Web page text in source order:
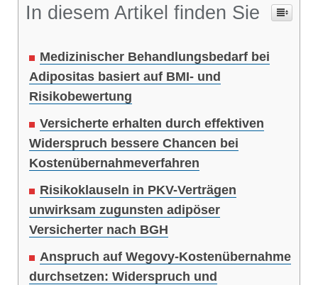
In diesem Artikel finden Sie
Medizinischer Behandlungsbedarf bei
Adipositas basiert auf BMI- und
Risikobewertung
Versicherte erhalten durch effektiven
Widerspruch bessere Chancen bei
Kostenübernahmeverfahren
Risikoklauseln in PKV-Verträgen
unwirksam zugunsten adipöser
Versicherter nach BGH
Anspruch auf Wegovy-Kostenübernahme
durchsetzen: Widerspruch und